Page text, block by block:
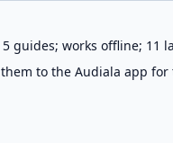
guides; works offline; 11
to the Audiala app